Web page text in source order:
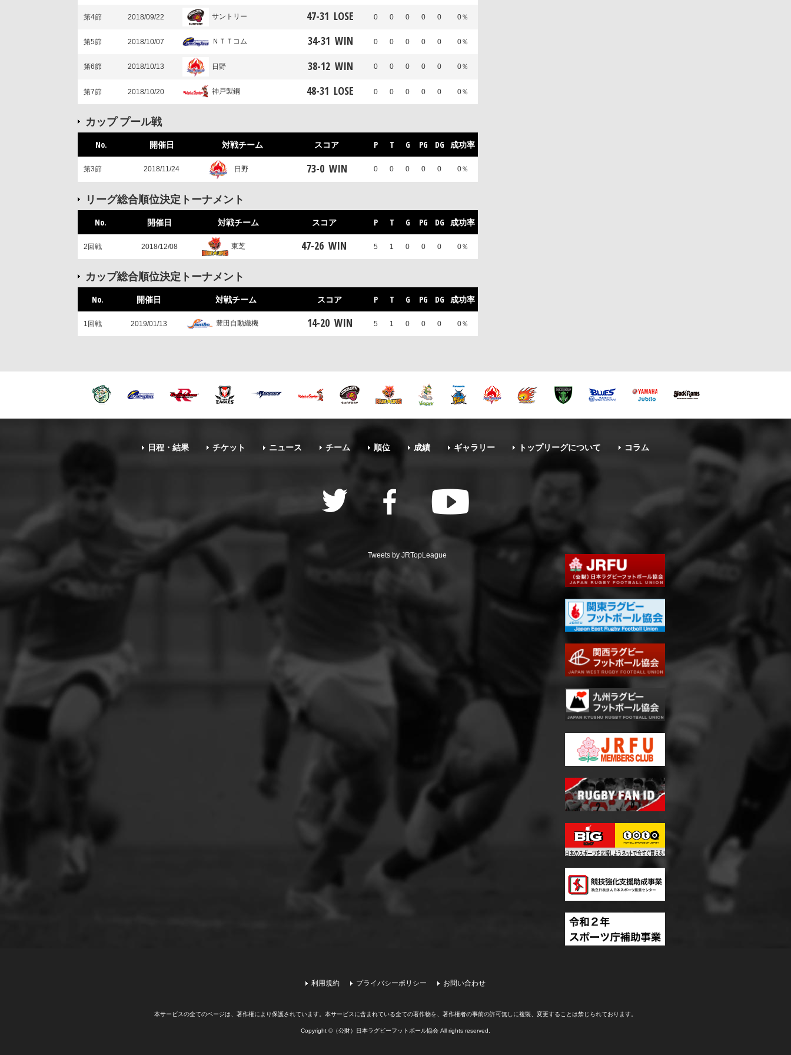
第4節 2018/09/22 サントリー 47-31 LOSE 0 0 0 0 0 0％
第5節 2018/10/07 ＮＴＴコム 34-31 WIN 0 0 0 0 0 0％
第6節 2018/10/13 日野 38-12 WIN 0 0 0 0 0 0％
第7節 2018/10/20 神戸製鋼 48-31 LOSE 0 0 0 0 0 0％
カップ プール戦
No. 開催日 対戦チーム スコア P T G PG DG 成功率
第3節 2018/11/24 日野 73-0 WIN 0 0 0 0 0 0％
リーグ総合順位決定トーナメント
No. 開催日 対戦チーム スコア P T G PG DG 成功率
2回戦 2018/12/08 東芝 47-26 WIN 5 1 0 0 0 0％
カップ総合順位決定トーナメント
No. 開催日 対戦チーム スコア P T G PG DG 成功率
1回戦 2019/01/13 豊田自動織機 14-20 WIN 5 1 0 0 0 0％
日程・結果 チケット ニュース チーム 順位 成績 ギャラリー トップリーグについて コラム
Tweets by JRTopLeague
利用規約 プライバシーポリシー お問い合わせ
本サービスの全てのページは、著作権により保護されています。 本サービスに含まれている全ての著作物を、著作権者の事前の許可無しに複製、変更することは禁じられております。
Copyright ©（公財）日本ラグビーフットボール協会 All rights reserved.